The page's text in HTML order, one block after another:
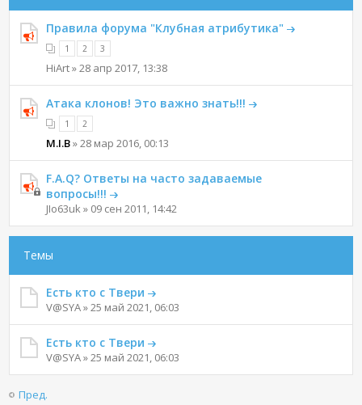
Правила форума "Клубная атрибутика"
1 2 3
HiArt » 28 апр 2017, 13:38
Атака клонов! Это важно знать!!!
1 2
M.I.B» 28 мар 2016, 00:13
F.A.Q? Ответы на часто задаваемые
вопросы!!!
JIo63uk » 09 сен 2011, 14:42
Темы
Есть кто с Твери
V@SYA » 25 май 2021, 06:03
Есть кто с Твери
V@SYA » 25 май 2021, 06:03
Пред.